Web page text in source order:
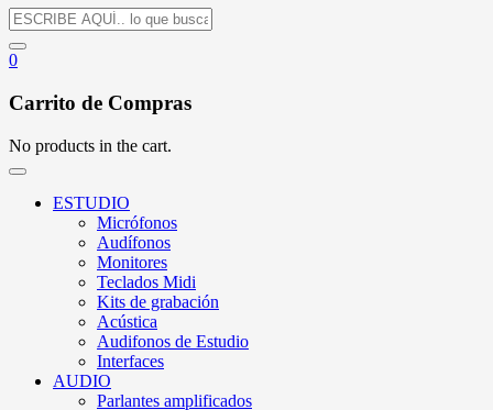
0
Carrito de Compras
No products in the cart.
ESTUDIO
Micrófonos
Audífonos
Monitores
Teclados Midi
Kits de grabación
Acústica
Audifonos de Estudio
Interfaces
AUDIO
Parlantes amplificados